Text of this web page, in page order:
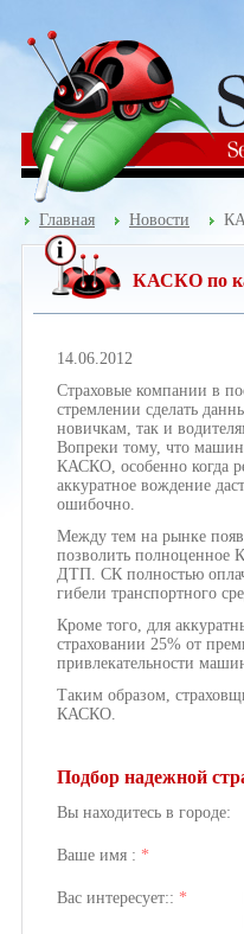
Главная Новости
КАСКО по
14.06.2012
Страховые компании в
стремлении сделать
новичкам, так и
Вопреки тому, что
КАСКО, особенно когда
аккуратное вождение
ошибочно.
Между тем на рынке
позволить полноценное
ДТП. СК полностью
гибели транспортного
Кроме того, для
страховании 25% от
привлекательности
Таким образом,
КАСКО.
Подбор надежной
Вы находитесь в городе:
Ваше имя : *
Вас интересует:: *